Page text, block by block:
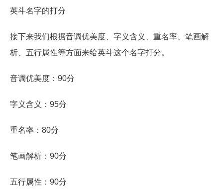
英斗名字的打分
接下来我们根据音调优美度、字义含义、重名率、笔画解
析、五行属性等方面来给英斗这个名字打分。
音调优美度：90分
字义含义：95分
重名率：80分
笔画解析：90分
五行属性：90分